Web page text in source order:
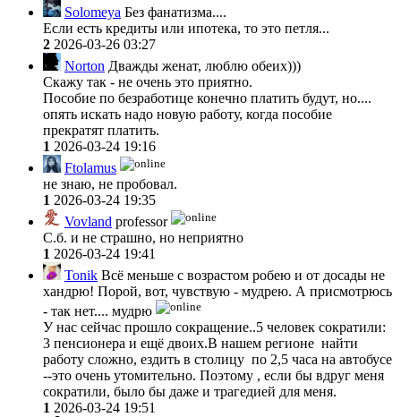
Solomeya Без фанатизма....
Если есть кредиты или ипотека, то это петля...
2 2026-03-26 03:27
Norton Дважды женат, люблю обеих)))
Скажу так - не очень это приятно.
Пособие по безработице конечно платить будут, но....
опять искать надо новую работу, когда пособие
прекратят платить.
1 2026-03-24 19:16
Ftolamus
не знаю, не пробовал.
1 2026-03-24 19:35
Vovland professor
С.б. и не страшно, но неприятно
1 2026-03-24 19:41
Tonik Всё меньше с возрастом робею и от досады не
хандрю! Порой, вот, чувствую - мудрею. А присмотрюсь
- так нет.... мудрю
У нас сейчас прошло сокращение..5 человек сократили:
3 пенсионера и ещё двоих.В нашем регионе найти
работу сложно, ездить в столицу по 2,5 часа на автобусе
--это очень утомительно. Поэтому , если бы вдруг меня
сократили, было бы даже и трагедией для меня.
1 2026-03-24 19:51